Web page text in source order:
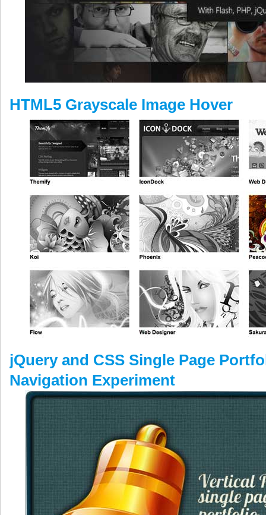
HTML5 Grayscale Image Hover
jQuery and CSS Single Page
Navigation Experiment